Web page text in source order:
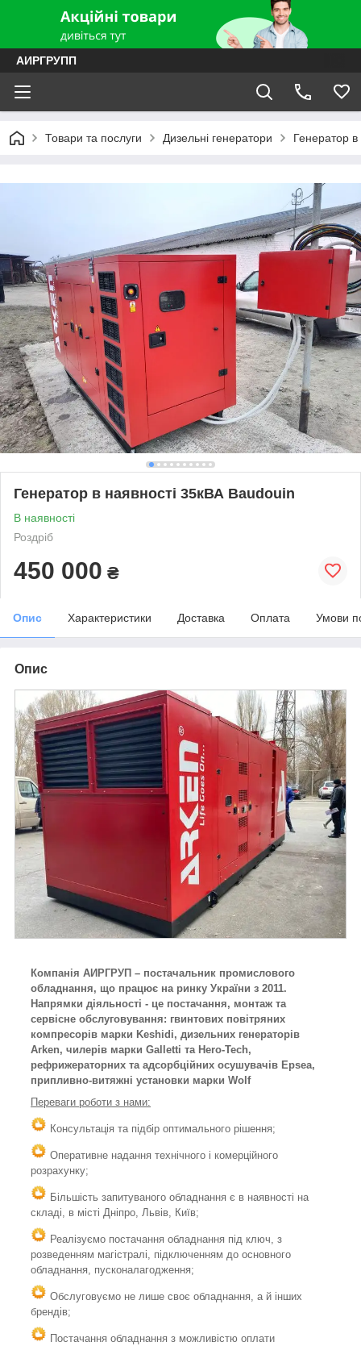
АИРГРУПП
Товари та послуги Дизельні генератори Генератор
Генератор в наявності 35кВА Baudouin
В наявності
Роздріб
450 000 ₴
Опис Характеристики Доставка Оплата Умови
Опис
Компанія АИРГРУП – постачальник промислового
обладнання, що працює на ринку України з 2011.
Напрямки діяльності - це постачання, монтаж та
сервісне обслуговування: гвинтових повітряних
компресорів марки Keshidi, дизельних генераторів
Arken, чилерів марки Galletti та Hero-Tech,
рефрижераторних та адсорбційних осушувачів Epsea,
припливно-витяжні установки марки Wolf
Переваги роботи з нами:
Консультація та підбір оптимального рішення;
Оперативне надання технічного і комерційного
розрахунку;
Більшість запитуваного обладнання є в наявності на
складі, в місті Дніпро, Львів, Київ;
Реалізуємо постачання обладнання під ключ, з
розведенням магістралі, підключенням до основного
обладнання, пусконалагодження;
Обслуговуємо не лише своє обладнання, а й інших
брендів;
Постачання обладнання з можливістю оплати